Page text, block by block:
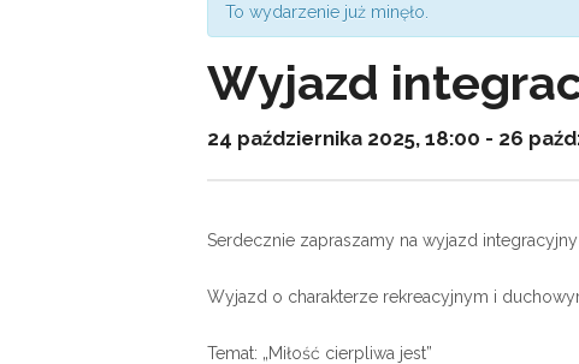
To wydarzenie już minęło.
Wyjazd
24 października 2025, 18:00 - 26
Serdecznie zapraszamy na wyjazd
Wyjazd o charakterze rekreacyjnym i
Temat: „Miłość cierpliwa jest”